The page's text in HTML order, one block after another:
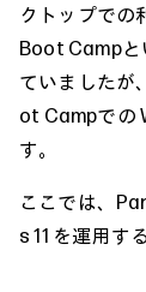
クトップでの
Boot Campと
ていましたが
ot Campでの
す。
ここでは、
s 11 を運用す